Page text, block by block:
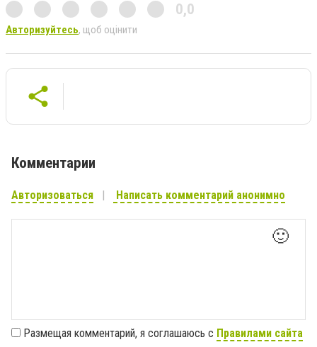
0,0
Авторизуйтесь, щоб оцінити
Комментарии
Авторизоваться Написать комментарий анонимно
🙂
Размещая комментарий, я соглашаюсь с Правилами сайта